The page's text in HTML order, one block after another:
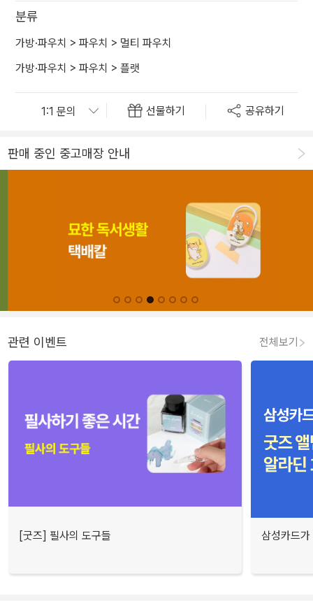
분류
가방·파우치 > 파우치 > 멀티 파우치
가방·파우치 > 파우치 > 플랫
선물하기 공유하기
판매 중인 중고매장 안내
관련 이벤트 전체보기
[굿즈] 필사의 도구들 삼성카드